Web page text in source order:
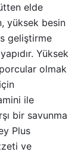
elde
yüksek besin
geliştirme
Yüksek
olmak
ile
bir savunma
Plus
ve